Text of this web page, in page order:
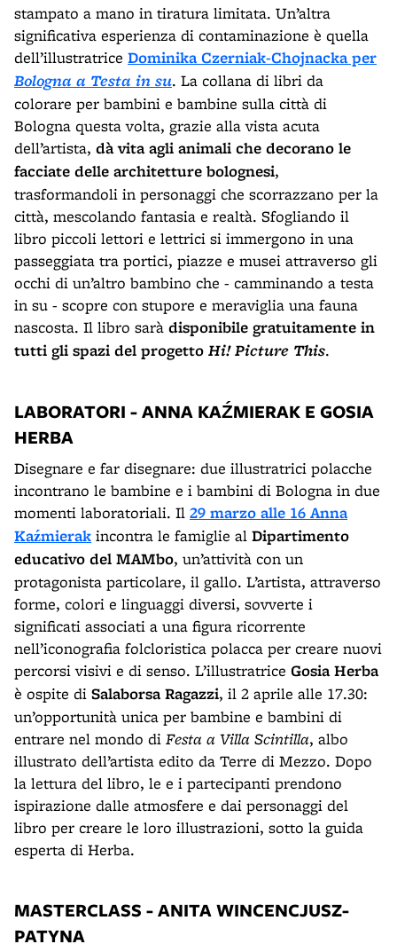
stampato a mano in tiratura limitata. Un’altra
significativa esperienza di contaminazione è quella
dell’illustratrice Dominika Czerniak-Chojnacka per
Bologna a Testa in su. La collana di libri da
colorare per bambini e bambine sulla città di
Bologna questa volta, grazie alla vista acuta
dell’artista, dà vita agli animali che decorano le
facciate delle architetture bolognesi,
trasformandoli in personaggi che scorrazzano per la
città, mescolando fantasia e realtà. Sfogliando il
libro piccoli lettori e lettrici si immergono in una
passeggiata tra portici, piazze e musei attraverso gli
occhi di un’altro bambino che - camminando a testa
in su - scopre con stupore e meraviglia una fauna
nascosta. Il libro sarà disponibile gratuitamente in
tutti gli spazi del progetto Hi! Picture This.
LABORATORI - ANNA KAŹMIERAK E GOSIA
HERBA
Disegnare e far disegnare: due illustratrici polacche
incontrano le bambine e i bambini di Bologna in due
momenti laboratoriali. Il 29 marzo alle 16 Anna
Kaźmierak incontra le famiglie al Dipartimento
educativo del MAMbo, un’attività con un
protagonista particolare, il gallo. L’artista, attraverso
forme, colori e linguaggi diversi, sovverte i
significati associati a una figura ricorrente
nell’iconografia folcloristica polacca per creare nuovi
percorsi visivi e di senso. L’illustratrice Gosia Herba
è ospite di Salaborsa Ragazzi, il 2 aprile alle 17.30:
un’opportunità unica per bambine e bambini di
entrare nel mondo di Festa a Villa Scintilla, albo
illustrato dell’artista edito da Terre di Mezzo. Dopo
la lettura del libro, le e i partecipanti prendono
ispirazione dalle atmosfere e dai personaggi del
libro per creare le loro illustrazioni, sotto la guida
esperta di Herba.
MASTERCLASS - ANITA WINCENCJUSZ-
PATYNA